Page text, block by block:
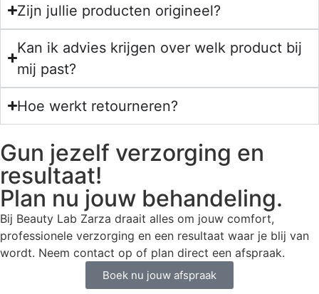
Zijn jullie producten origineel?
Kan ik advies krijgen over welk product bij
mij past?
Hoe werkt retourneren?
Gun jezelf verzorging en
resultaat!
Plan nu jouw behandeling.
Bij Beauty Lab Zarza draait alles om jouw comfort,
professionele verzorging en een resultaat waar je blij van
wordt. Neem contact op of plan direct een afspraak.
Boek nu jouw afspraak